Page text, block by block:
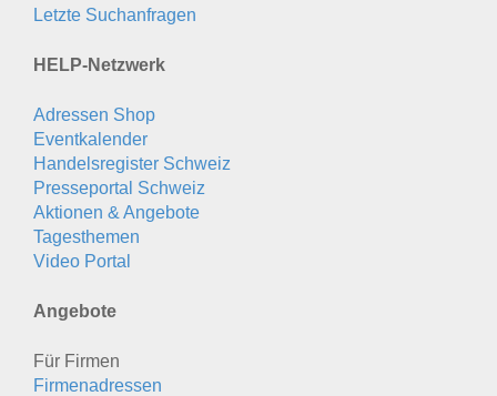
Letzte Suchanfragen
HELP-Netzwerk
Adressen Shop
Eventkalender
Handelsregister Schweiz
Presseportal Schweiz
Aktionen & Angebote
Tagesthemen
Video Portal
Angebote
Für Firmen
Firmenadressen